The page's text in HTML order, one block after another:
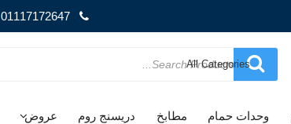
01117172647
Search
for
وحدات حمام مطابخ دريسنج روم عروض